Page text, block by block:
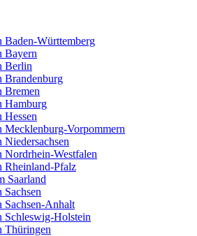
Baden-Württemberg
Bayern
Berlin
Brandenburg
Bremen
Hamburg
Hessen
Mecklenburg-Vorpommern
Niedersachsen
Nordrhein-Westfalen
Rheinland-Pfalz
Saarland
Sachsen
Sachsen-Anhalt
Schleswig-Holstein
Thüringen